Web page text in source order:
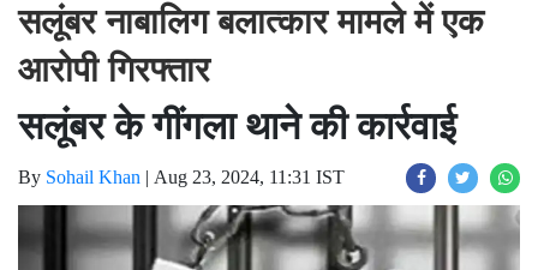
सलूंबर नाबालिग बलात्कार मामले में एक
आरोपी गिरफ्तार
सलूंबर के गींगला थाने की कार्रवाई
By Sohail Khan | Aug 23, 2024, 11:31 IST